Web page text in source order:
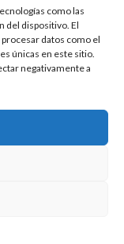
como las
del dispositivo. El
datos como el
únicas en este sitio.
negativamente a
Portal de transparencia
DE
de Empleo
o